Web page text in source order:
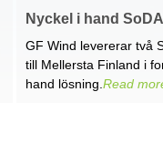
Nyckel i hand
GF Wind levererar två
till Mellersta Finland i
hand lösning.Read